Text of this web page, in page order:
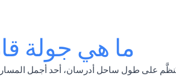
ما هي جولة
على طول ساحل أدرسان، أحد أجمل